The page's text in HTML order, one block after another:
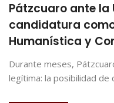
Pátzcuaro ante la
candidatura
Humanística y
Durante meses,
legítima: la posibilidad de